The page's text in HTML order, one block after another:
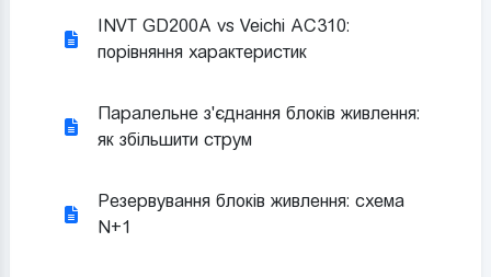
INVT GD200A vs Veichi AC310:
порівняння характеристик
Паралельне з'єднання блоків живлення:
як збільшити струм
Резервування блоків живлення: схема
N+1